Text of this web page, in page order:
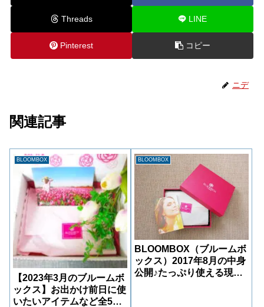
Threads LINE
Pinterest コピー
ニデ
関連記事
BLOOMBOX
【2023年3月のブルームボ
ックス】お出かけ前日に使
いたいアイテムなど全5ブ
BLOOMBOX
BLOOMBOX（ブルームボ
ックス）2017年8月の中身
公開♪たっぷり使える現品2